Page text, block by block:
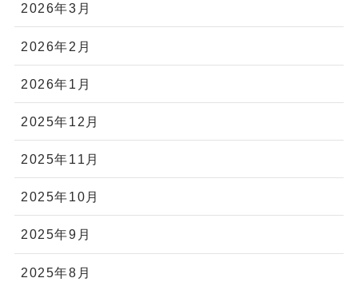
2026年3月
2026年2月
2026年1月
2025年12月
2025年11月
2025年10月
2025年9月
2025年8月